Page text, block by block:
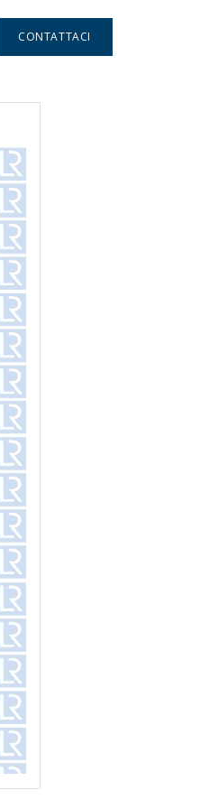
CONTATTACI